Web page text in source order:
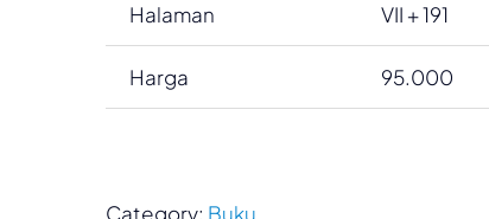
Halaman VII + 191
Harga 95.000
Category: Buku